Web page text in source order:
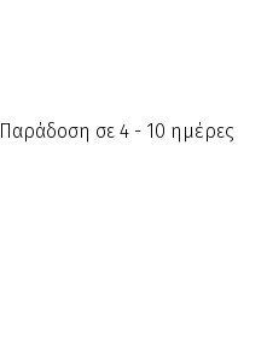
Παράδοση σε 4 - 10 ημέρες